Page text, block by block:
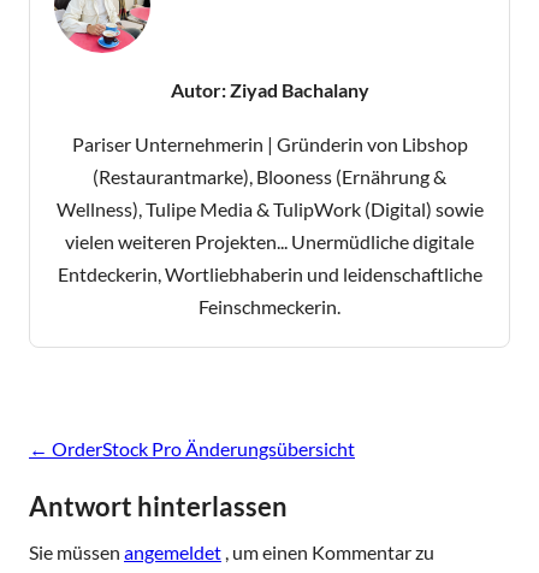
Autor:Ziyad Bachalany
Pariser Unternehmerin | Gründerin von Libshop
(Restaurantmarke), Blooness (Ernährung &
Wellness), Tulipe Media & TulipWork (Digital) sowie
vielen weiteren Projekten... Unermüdliche digitale
Entdeckerin, Wortliebhaberin und leidenschaftliche
Feinschmeckerin.
Beitragsnavigation
← OrderStock Pro Änderungsübersicht
Antwort hinterlassen
Sie müssen angemeldet , um einen Kommentar zu